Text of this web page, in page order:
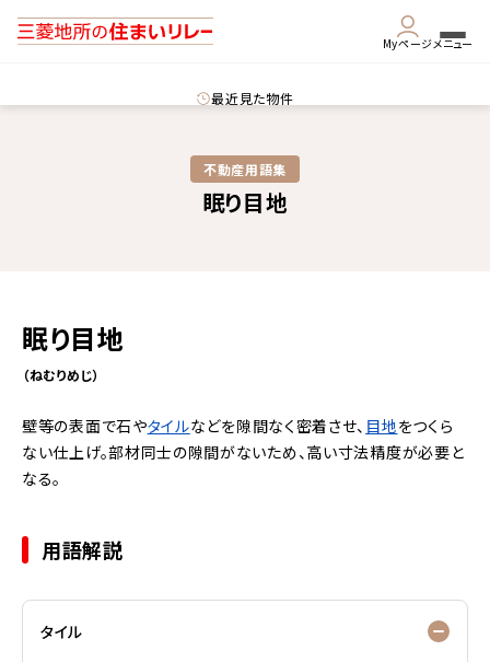
Myページメニュー
最近見た物件
不動産用語集​
眠り目地
眠り目地
（ねむりめじ）
壁等の表面で石やタイルなどを隙間なく密着させ、 目地をつくら
ない仕上げ。部材同士の隙間がないため、高い寸法精度が必要と
なる。
用語解説
タイル